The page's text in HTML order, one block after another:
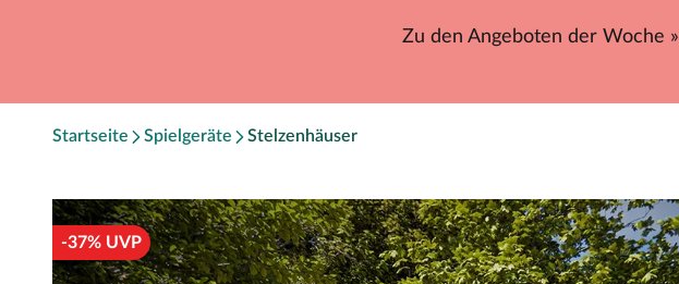
Zu den Angeboten der Woche »
Startseite Spielgeräte Stelzenhäuser
-37% UVP